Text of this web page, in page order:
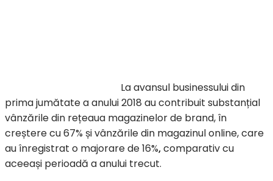
La avansul businessului din
prima jumătate a anului 2018 au contribuit substanțial
vânzările din rețeaua magazinelor de brand, în
creștere cu 67% și vânzările din magazinul online, care
au înregistrat o majorare de 16%,comparativ cu
aceeași perioadă a anului trecut.